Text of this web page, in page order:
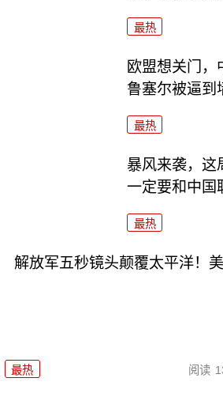
最热
欧盟想关门，
鲁塞尔被逼到
最热
暴风来袭，这
一定要和中国
最热
解放军五秒镜头颠覆太平洋！
最热 阅读